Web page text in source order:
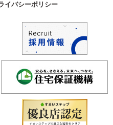
イバシーポリシー